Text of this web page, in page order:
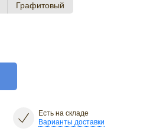
Графитовый
Есть на складе
Варианты доставки